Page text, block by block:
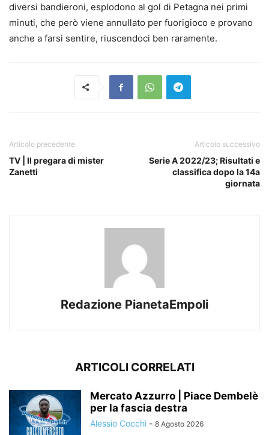
diversi bandieroni, esplodono al gol di Petagna nei primi
minuti, che però viene annullato per fuorigioco e provano
anche a farsi sentire, riuscendoci ben raramente.
Articolo precedente
TV | Il pregara di mister
Zanetti
Articolo successivo
Serie A 2022/23; Risultati e
classifica dopo la 14a
giornata
Redazione PianetaEmpoli
ARTICOLI CORRELATI
Mercato Azzurro | Piace Dembelè
per la fascia destra
Alessio Cocchi - 8 Agosto 2026